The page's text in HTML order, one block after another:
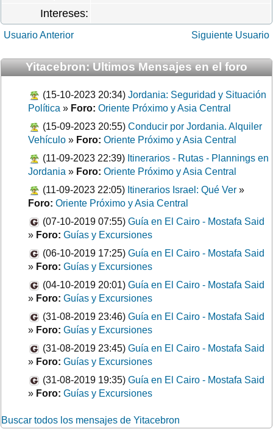
Intereses:
Usuario Anterior Siguiente Usuario
Yitacebron: Ultimos Mensajes en el foro
(15-10-2023 20:34) Jordania: Seguridad y Situación
Política » Foro: Oriente Próximo y Asia Central
(15-09-2023 20:55) Conducir por Jordania. Alquiler
Vehículo » Foro: Oriente Próximo y Asia Central
(11-09-2023 22:39) Itinerarios - Rutas - Plannings en
Jordania » Foro: Oriente Próximo y Asia Central
(11-09-2023 22:05) Itinerarios Israel: Qué Ver »
Foro: Oriente Próximo y Asia Central
(07-10-2019 07:55) Guía en El Cairo - Mostafa Said
» Foro: Guías y Excursiones
(06-10-2019 17:25) Guía en El Cairo - Mostafa Said
» Foro: Guías y Excursiones
(04-10-2019 20:01) Guía en El Cairo - Mostafa Said
» Foro: Guías y Excursiones
(31-08-2019 23:46) Guía en El Cairo - Mostafa Said
» Foro: Guías y Excursiones
(31-08-2019 23:45) Guía en El Cairo - Mostafa Said
» Foro: Guías y Excursiones
(31-08-2019 19:35) Guía en El Cairo - Mostafa Said
» Foro: Guías y Excursiones
Buscar todos los mensajes de Yitacebron